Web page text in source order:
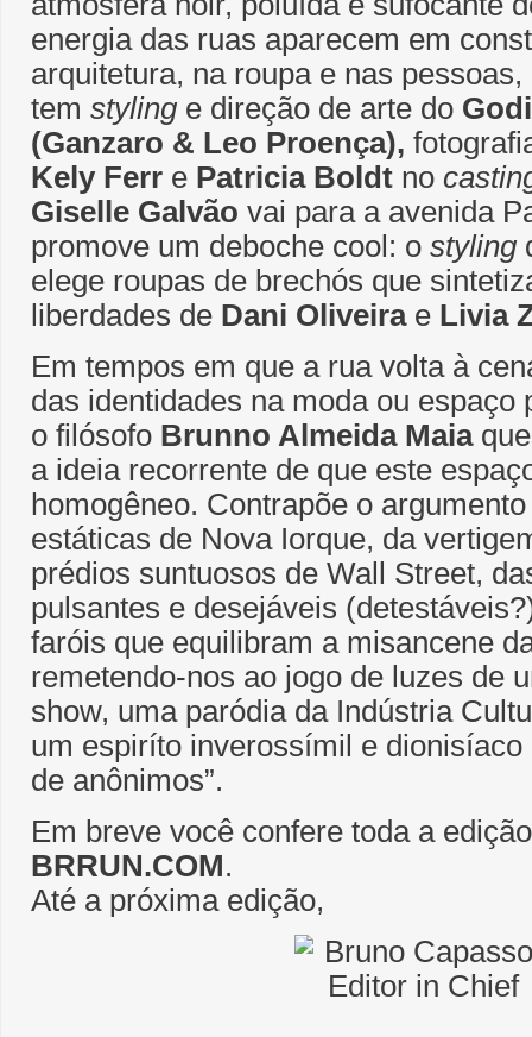
energia das ruas aparecem em
arquitetura, na roupa e nas pessoas,
tem styling e direção de arte do
(Ganzaro & Leo Proença),
Kely Ferr e Patricia Boldt no
Giselle Galvão vai para a avenida
promove um deboche cool: o styling
elege roupas de brechós que
liberdades de Dani Oliveirae Livia
Em tempos em que a rua volta à
das identidades na moda ou espaço
o filósofo Brunno Almeida Maia
a ideia recorrente de que este
homogêneo. Contrapõe o
estáticas de Nova Iorque, da
prédios suntuosos de Wall Street,
pulsantes e desejáveis
faróis que equilibram a misancene
remetendo-nos ao jogo de luzes de
show, uma paródia da Indústria
um espiríto inverossímil e dionisíaco
de anônimos”.
Em breve você confere toda a
BRRUN.COM.
Até a próxima edição,